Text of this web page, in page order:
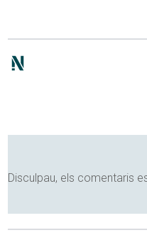
Disculpau, els comentaris